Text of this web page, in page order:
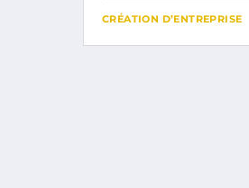
CRÉATION D’ENTREPRISE